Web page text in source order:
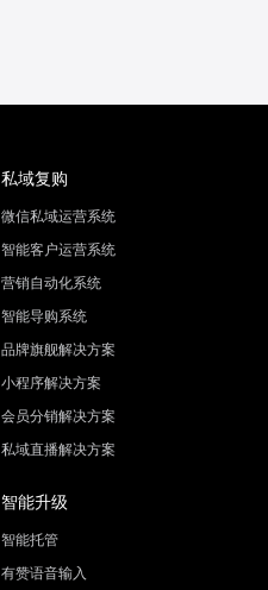
私域复购
微信私域运营系统
智能客户运营系统
营销自动化系统
智能导购系统
品牌旗舰解决方案
小程序解决方案
会员分销解决方案
私域直播解决方案
智能升级
智能托管
有赞语音输入